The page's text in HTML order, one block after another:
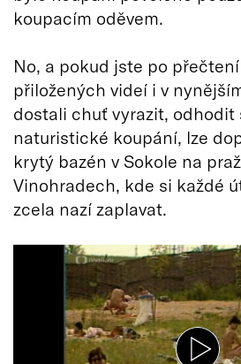
koupacím oděvem.
No, a pokud jste po
přiložených videí i v
dostali chuť vyrazit, odhodit
naturistické koupání, lze
krytý bazén v Sokole na
Vinohradech, kde si každé
zcela nazí zaplavat.